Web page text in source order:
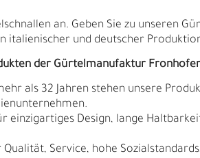
an. Geben Sie zu unseren
italienischer und deutscher
der Gürtelmanufaktur
als 32 Jahren stehen unsere
einzigartiges Design, lange
Service, hohe